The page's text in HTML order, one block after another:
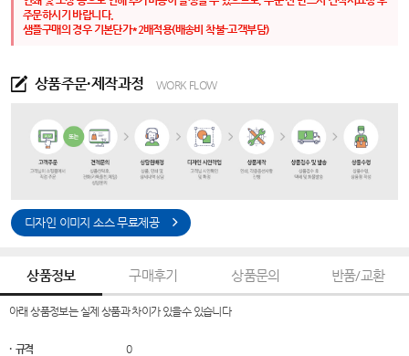
주문하시기 바랍니다.
샘플구매의 경우 기본단가*2배적용(배송비 착불-고객부담)
상품주문·제작과정 WORK FLOW
디자인 이미지 소스 무료제공
상품정보 구매후기 상품문의 반품/교환
아래 상품정보는 실제 상품과 차이가 있을수 있습니다
· 규격
0